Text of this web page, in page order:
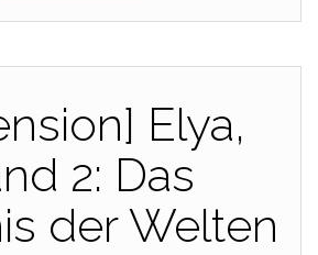
Elya,
2: Das
der Welten